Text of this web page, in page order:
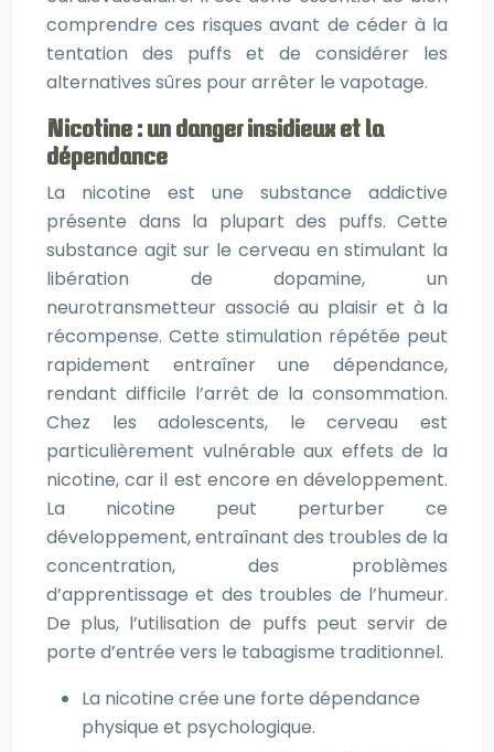
comprendre ces risques avant de céder à la
tentation des puffs et de considérer les
alternatives sûres pour arrêter le vapotage.
Nicotine : un danger insidieux et la
dépendance
La nicotine est une substance addictive
présente dans la plupart des puffs. Cette
substance agit sur le cerveau en stimulant la
libération de dopamine, un
neurotransmetteur associé au plaisir et à la
récompense. Cette stimulation répétée peut
rapidement entraîner une dépendance,
rendant difficile l’arrêt de la consommation.
Chez les adolescents, le cerveau est
particulièrement vulnérable aux effets de la
nicotine, car il est encore en développement.
La nicotine peut perturber ce
développement, entraînant des troubles de la
concentration, des problèmes
d’apprentissage et des troubles de l’humeur.
De plus, l’utilisation de puffs peut servir de
porte d’entrée vers le tabagisme traditionnel.
La nicotine crée une forte dépendance
physique et psychologique.